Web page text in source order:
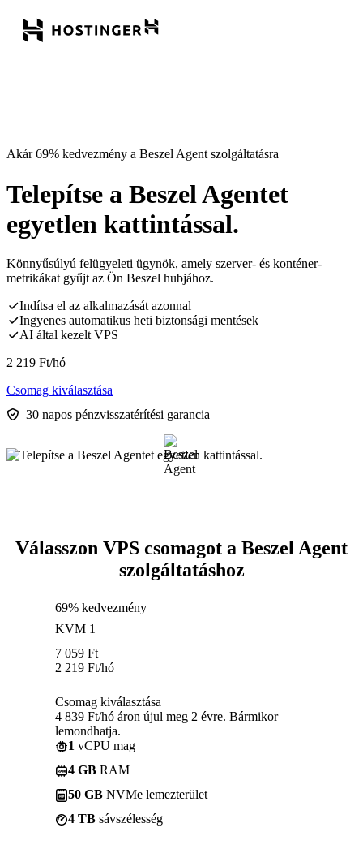
Akár 69% kedvezmény a Beszel Agent szolgáltatásra
Telepítse a Beszel Agentet
egyetlen kattintással.
Könnyűsúlyú felügyeleti ügynök, amely szerver- és konténer-
metrikákat gyűjt az Ön Beszel hubjához.
Indítsa el az alkalmazását azonnal
Ingyenes automatikus heti biztonsági mentések
AI által kezelt VPS
2 219 Ft/hó
Csomag kiválasztása
30 napos pénzvisszatérítési garancia
Válasszon VPS csomagot a Beszel Agent
szolgáltatáshoz
69% kedvezmény
KVM 1
7 059 Ft
2 219 Ft/hó
Csomag kiválasztása
4 839 Ft/hó áron újul meg 2 évre. Bármikor
lemondhatja.
1 vCPU mag
4 GB RAM
50 GB NVMe lemezterület
4 TB sávszélesség